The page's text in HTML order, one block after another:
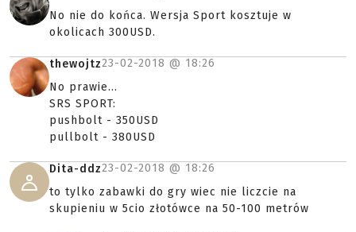
No nie do końca. Wersja Sport kosztuje w
okolicach 300USD.
thewojtz23-02-2018 @ 18:26
No prawie...
SRS SPORT:
pushbolt - 350USD
pullbolt - 380USD
Dita-ddz23-02-2018 @ 18:26
to tylko zabawki do gry wiec nie liczcie na
skupieniu w 5cio złotówce na 50-100 metrów